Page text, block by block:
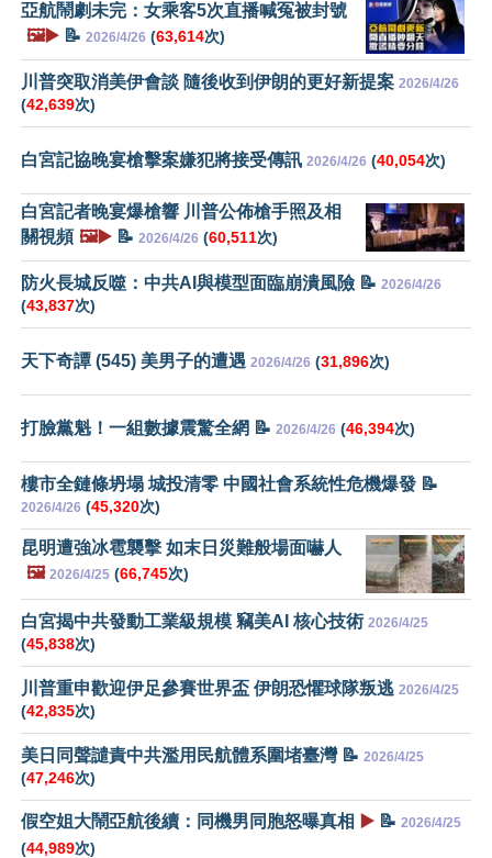
亞航鬧劇未完：女乘客5次直播喊冤被封號
🖼️▶️ 📝 2026/4/26 (63,614次)
川普突取消美伊會談 隨後收到伊朗的更好新提案 2026/4/26
(42,639次)
白宮記協晚宴槍擊案嫌犯將接受傳訊 2026/4/26 (40,054次)
白宮記者晚宴爆槍響 川普公佈槍手照及相
關視頻 🖼️▶️ 📝 2026/4/26 (60,511次)
防火長城反噬：中共AI與模型面臨崩潰風險 📝 2026/4/26
(43,837次)
天下奇譚 (545) 美男子的遭遇 2026/4/26 (31,896次)
打臉黨魁！一組數據震驚全網 📝 2026/4/26 (46,394次)
樓市全鏈條坍塌 城投清零 中國社會系統性危機爆發 📝
2026/4/26 (45,320次)
昆明遭強冰雹襲擊 如末日災難般場面嚇人
🖼️ 2026/4/25 (66,745次)
白宮揭中共發動工業級規模 竊美AI 核心技術 2026/4/25
(45,838次)
川普重申歡迎伊足參賽世界盃 伊朗恐懼球隊叛逃 2026/4/25
(42,835次)
美日同聲譴責中共濫用民航體系圍堵臺灣 📝 2026/4/25
(47,246次)
假空姐大鬧亞航後續：同機男同胞怒曝真相 ▶️ 📝 2026/4/25
(44,989次)